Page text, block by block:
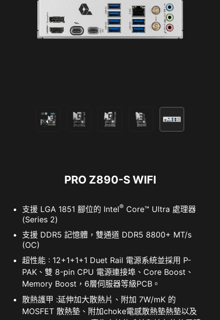
預設
支援 5V 可編程 RGB 裝置，同時可相容 ARGB
Gen2 / Gen1 設備。
加入網路安全
為您的設備提供多層保護、線上隱私功能包含安全
VPN，以及暗網監測，並全數整合在單一解決方案
密碼管理員
PC SafeCam
MSI 試用優惠不適用於現有的諾頓客戶。如果您已訂購諾
頓方案，則需要選擇退出訂購才有資格享受此優惠。有關
重要的訂閱、訂價和優惠詳情，請參閱 NortonLifeLock 許
PRO Z890-S WIFI
支援 LGA 1851 腳位的 Intel® Core™ Ultra 處理器
(Series 2)
支援 DDR5 記憶體，雙通道 DDR5 8800+ MT/s
(OC)
超性能 : 12+1+1+1 Duet Rail 電源系統並採用 P-
PAK、雙 8-pin CPU 電源連接埠、Core Boost、
Memory Boost，6層伺服器等級PCB。
散熱護甲 :延伸加大散熱片、附加 7W/mK 的
MOSFET 散熱墊、附加choke電感散熱墊熱墊以及